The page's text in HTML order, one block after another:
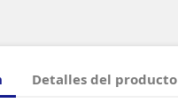
Detalles del producto